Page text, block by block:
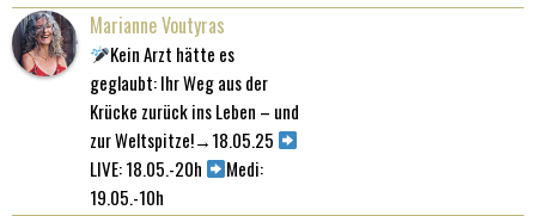
Marianne Voutyras
Kein Arzt hätte es
geglaubt: Ihr Weg aus der
Krücke zurück ins Leben – und
zur Weltspitze!→18.05.25
LIVE: 18.05.-20h
Medi:
19.05.-10h